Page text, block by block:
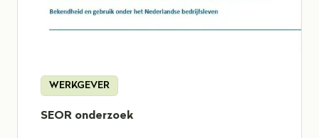
WERKGEVER
SEOR onderzoek